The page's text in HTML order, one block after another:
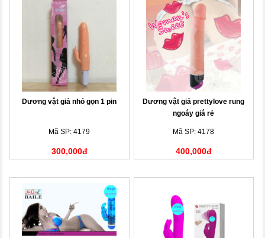
Dương vật giả nhỏ gọn 1 pin
Mã SP: 4179
300,000đ
Dương vật giả prettylove rung
ngoáy giá rẻ
Mã SP: 4178
400,000đ